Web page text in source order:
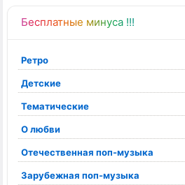
Бесплатные минуса !!!
Ретро
Детские
Тематические
О любви
Отечественная поп-музыка
Зарубежная поп-музыка